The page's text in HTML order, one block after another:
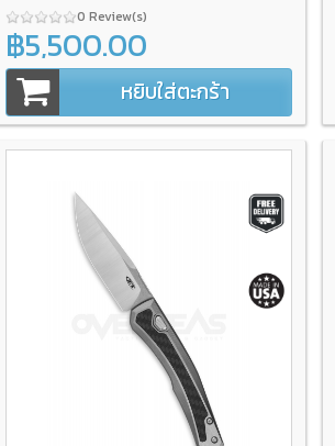
0 Review(s)
฿5,500.00
หยิบใส่ตะกร้า